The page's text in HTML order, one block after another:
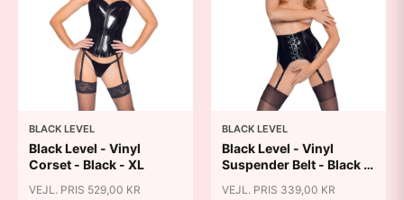
BLACK LEVEL
Black Level - Vinyl
Corset - Black - XL
VEJL. PRIS 529,00 KR
BLACK LEVEL
Black Level - Vinyl
Suspender Belt - Black -
VEJL. PRIS 339,00 KR